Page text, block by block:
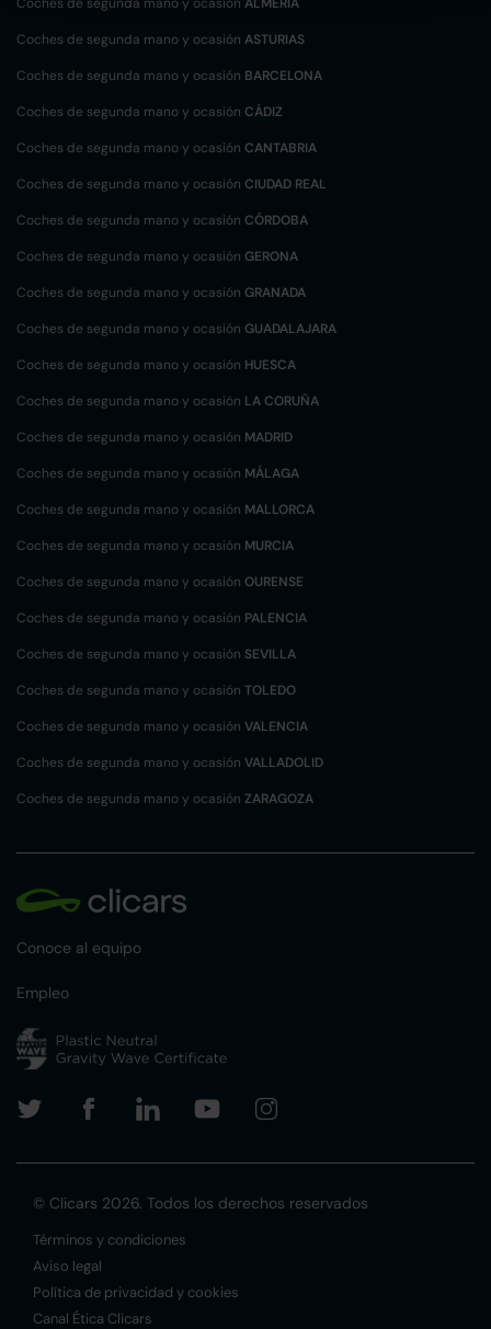
Coches de segunda mano y ocasión ASTURIAS
Coches de segunda mano y ocasión BARCELONA
Coches de segunda mano y ocasión CÁDIZ
Coches de segunda mano y ocasión CANTABRIA
Coches de segunda mano y ocasión CIUDAD REAL
Coches de segunda mano y ocasión CÓRDOBA
Coches de segunda mano y ocasión GERONA
Coches de segunda mano y ocasión GRANADA
Coches de segunda mano y ocasión GUADALAJARA
Coches de segunda mano y ocasión HUESCA
Coches de segunda mano y ocasión LA CORUÑA
Coches de segunda mano y ocasión MADRID
Coches de segunda mano y ocasión MÁLAGA
Coches de segunda mano y ocasión MALLORCA
Coches de segunda mano y ocasión MURCIA
Coches de segunda mano y ocasión OURENSE
Coches de segunda mano y ocasión PALENCIA
Coches de segunda mano y ocasión SEVILLA
Coches de segunda mano y ocasión TOLEDO
Coches de segunda mano y ocasión VALENCIA
Coches de segunda mano y ocasión VALLADOLID
Coches de segunda mano y ocasión ZARAGOZA
Conoce al equipo
Empleo
© Clicars 2026. Todos los derechos reservados
Términos y condiciones
Aviso legal
Política de privacidad y cookies
Canal Ética Clicars